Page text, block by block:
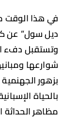
هذا الوقت من
سول” عن كاهلها
دفء الصيف
ومبانيها
الجهنمية
الإسبانية
الحداثة